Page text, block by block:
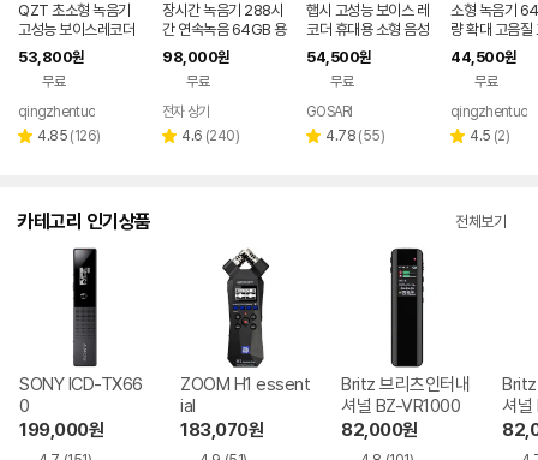
QZT 초소형 녹음기
고성능 보이스레코더
장시간 41h 연속 녹음
V90-32GB
53,800원
무료
qingzhentuo
별 4.85 리
(126)
장시간 녹음기 288시
간 연속녹음 64GB 용
량 C타입 자석기능 보
이스레코더 KVR-79
98,000원
무료
전자 상가
별 4.6 리
(240)
햅시 고성능 보이스 레
코더 휴대용 소형 음성
장시간 녹음기 32GB
한국어 한글메뉴
54,500원
무료
GOSARI
별 4.78 리
(55)
소형 녹음기
량 확대 고음질
보이스레코더
착 연속 녹음
44,500원
무료
qingzhentuo
별 4.5 리
(2)
카테고리 인기상품 전체보기
SONY ICD-TX66
0
199,000원
ZOOM H1 essent
ial
183,070원
Britz 브리츠인터내
셔널 BZ-VR1000
82,000원
Britz
셔